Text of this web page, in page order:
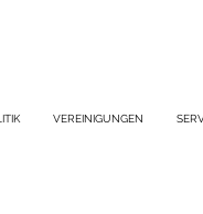
VEREINIGUNGEN